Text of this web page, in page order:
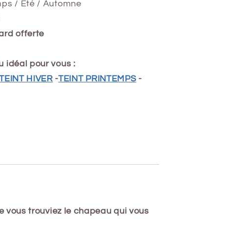
/ Eté / Automne
offerte
idéal pour vous :
HIVER -TEINT PRINTEMPS-
vous trouviez le chapeau qui vous